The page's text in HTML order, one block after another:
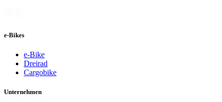
e-Bikes
e-Bike
Dreirad
Cargobike
Unternehmen